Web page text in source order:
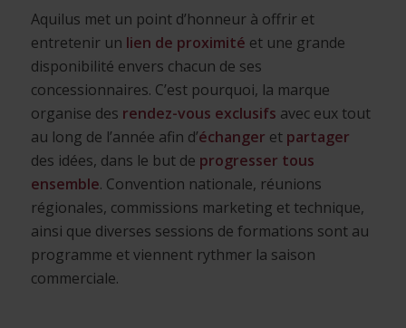
Aquilus met un point d’honneur à offrir et
entretenir un lien de proximité et une grande
disponibilité envers chacun de ses
concessionnaires. C’est pourquoi, la marque
organise des rendez-vous exclusifs avec eux tout
au long de l’année afin d’échanger et partager
des idées, dans le but de progresser tous
ensemble. Convention nationale, réunions
régionales, commissions marketing et technique,
ainsi que diverses sessions de formations sont au
programme et viennent rythmer la saison
commerciale.